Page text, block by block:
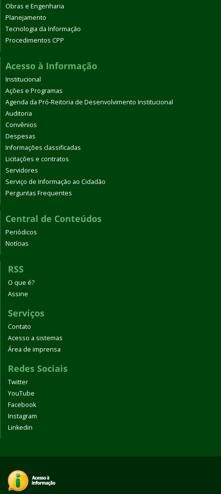
Obras e Engenharia
Planejamento
Tecnologia da Informação
Procedimentos CPP
Acesso à Informação
Institucional
Ações e Programas
Agenda da Pró-Reitoria de Desenvolvimento Institucional
Auditoria
Convênios
Despesas
Informações classificadas
Licitações e contratos
Servidores
Serviço de Informação ao Cidadão
Perguntas Frequentes
Central de Conteúdos
Periódicos
Notícias
RSS
O que é?
Assine
Serviços
Contato
Acesso a sistemas
Área de imprensa
Redes Sociais
Twitter
YouTube
Facebook
Instagram
Linkedin